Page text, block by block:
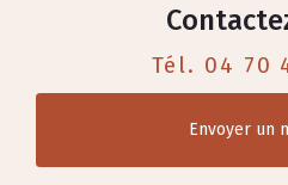
Tél. 04 70
Envoyer un